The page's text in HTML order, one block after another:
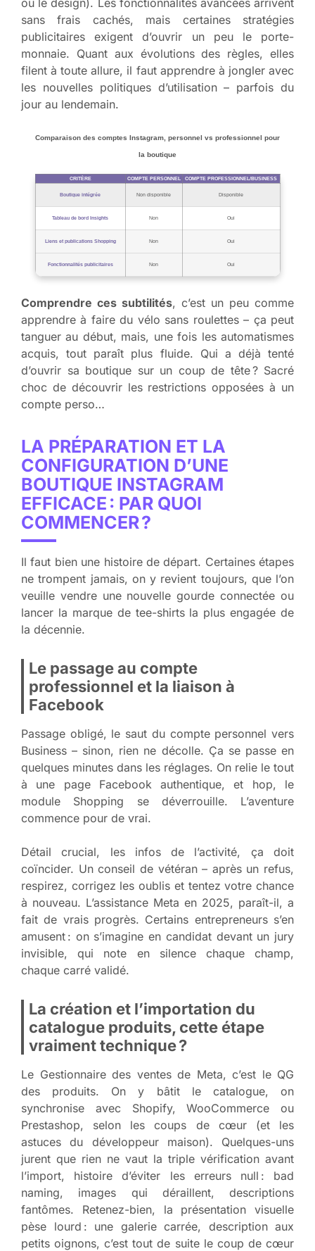
sans frais cachés, mais certaines stratégies
publicitaires exigent d’ouvrir un peu le porte-
monnaie. Quant aux évolutions des règles, elles
filent à toute allure, il faut apprendre à jongler avec
les nouvelles politiques d’utilisation – parfois du
jour au lendemain.
Comparaison des comptes Instagram, personnel vs professionnel pour
la boutique
CRITÈRE COMPTE PERSONNEL COMPTE PROFESSIONNEL/BUSINESS
Boutique intégrée Non disponible Disponible
Tableau de bord Insights Non Oui
Liens et publications Shopping Non Oui
Fonctionnalités publicitaires Non Oui
Comprendre ces subtilités, c’est un peu comme
apprendre à faire du vélo sans roulettes – ça peut
tanguer au début, mais, une fois les automatismes
acquis, tout paraît plus fluide. Qui a déjà tenté
d’ouvrir sa boutique sur un coup de tête ? Sacré
choc de découvrir les restrictions opposées à un
compte perso…
LA PRÉPARATION ET LA
CONFIGURATION D’UNE
BOUTIQUE INSTAGRAM
EFFICACE : PAR QUOI
COMMENCER ?
Il faut bien une histoire de départ. Certaines étapes
ne trompent jamais, on y revient toujours, que l’on
veuille vendre une nouvelle gourde connectée ou
lancer la marque de tee-shirts la plus engagée de
la décennie.
Le passage au compte
professionnel et la liaison à
Facebook
Passage obligé, le saut du compte personnel vers
Business – sinon, rien ne décolle. Ça se passe en
quelques minutes dans les réglages. On relie le tout
à une page Facebook authentique, et hop, le
module Shopping se déverrouille. L’aventure
commence pour de vrai.
Détail crucial, les infos de l’activité, ça doit
coïncider. Un conseil de vétéran – après un refus,
respirez, corrigez les oublis et tentez votre chance
à nouveau. L’assistance Meta en 2025, paraît-il, a
fait de vrais progrès. Certains entrepreneurs s’en
amusent : on s’imagine en candidat devant un jury
invisible, qui note en silence chaque champ,
chaque carré validé.
La création et l’importation du
catalogue produits, cette étape
vraiment technique ?
Le Gestionnaire des ventes de Meta, c’est le QG
des produits. On y bâtit le catalogue, on
synchronise avec Shopify, WooCommerce ou
Prestashop, selon les coups de cœur (et les
astuces du développeur maison). Quelques-uns
jurent que rien ne vaut la triple vérification avant
l’import, histoire d’éviter les erreurs null : bad
naming, images qui déraillent, descriptions
fantômes. Retenez-bien, la présentation visuelle
pèse lourd : une galerie carrée, description aux
petits oignons, c’est tout de suite le coup de cœur